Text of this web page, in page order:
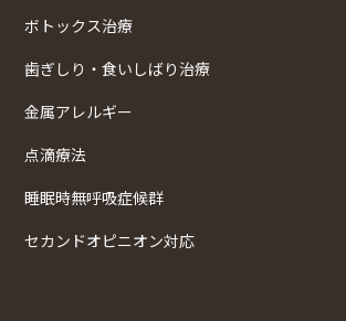
ボトックス治療
歯ぎしり・食いしばり治療
金属アレルギー
点滴療法
睡眠時無呼吸症候群
セカンドオピニオン対応